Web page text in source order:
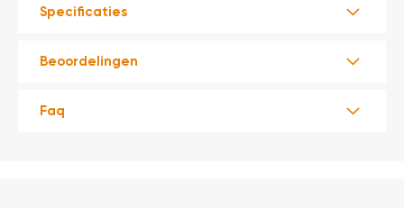
Specificaties
Beoordelingen
Faq